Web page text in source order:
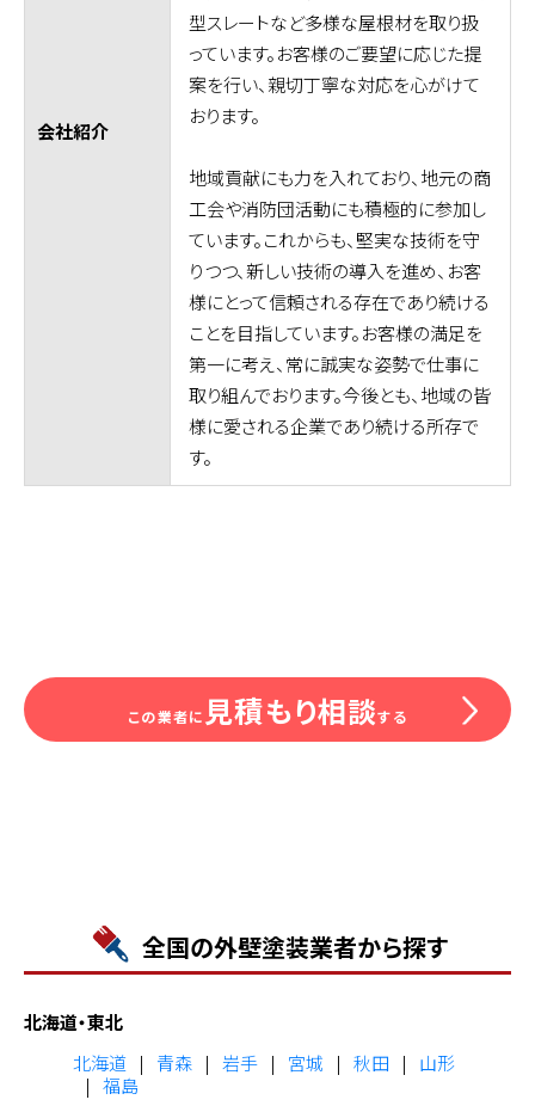
会社紹介
型スレートなど多様な屋根材を取り扱
っています。お客様のご要望に応じた提
案を行い、親切丁寧な対応を心がけて
おります。
地域貢献にも力を入れており、地元の商
工会や消防団活動にも積極的に参加し
ています。これからも、堅実な技術を守
りつつ、新しい技術の導入を進め、お客
様にとって信頼される存在であり続ける
ことを目指しています。お客様の満足を
第一に考え、常に誠実な姿勢で仕事に
取り組んでおります。今後とも、地域の皆
様に愛される企業であり続ける所存で
す。
この業者に 見積もり相談する
全国の外壁塗装業者から探す
北海道・東北
北海道
青森 岩手 宮城 秋田
山形
福島